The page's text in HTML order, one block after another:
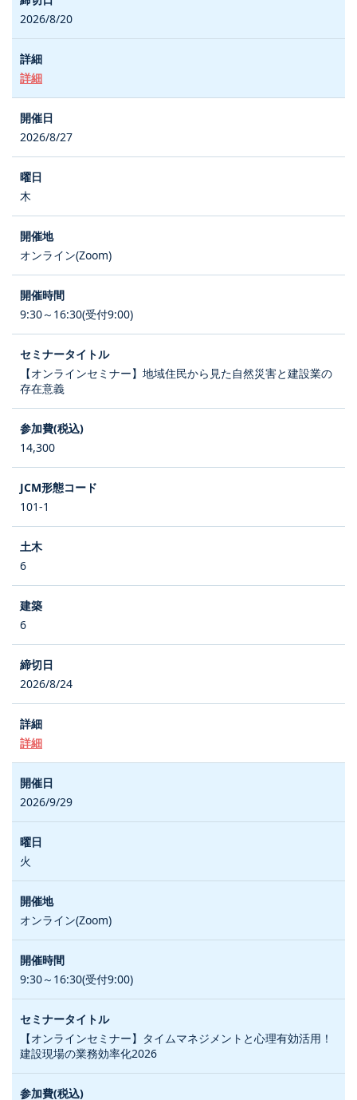
2026/8/20
詳細
2026/8/27
木
オンライン(Zoom)
9:30～16:30(受付9:00)
【オンラインセミナー】地域住民から見た自然災害と建設業の
存在意義
14,300
101-1
6
6
2026/8/24
詳細
2026/9/29
火
オンライン(Zoom)
9:30～16:30(受付9:00)
【オンラインセミナー】タイムマネジメントと心理有効活用！
建設現場の業務効率化2026